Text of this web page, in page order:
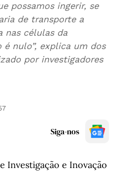
possamos ingerir, se
de transporte a
nas células da
nulo”, explica um dos
por investigadores
Siga-nos
Investigação e Inovação